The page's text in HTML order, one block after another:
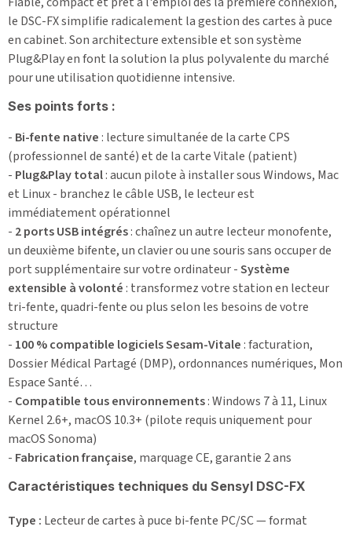
le DSC-FX simplifie radicalement la gestion des cartes à puce
en cabinet. Son architecture extensible et son système
Plug&Play en font la solution la plus polyvalente du marché
pour une utilisation quotidienne intensive.
Ses points forts :
- Bi-fente native : lecture simultanée de la carte CPS
(professionnel de santé) et de la carte Vitale (patient)
- Plug&Play total: aucun pilote à installer sous Windows, Mac
et Linux - branchez le câble USB, le lecteur est
immédiatement opérationnel
- 2 ports USB intégrés: chaînez un autre lecteur monofente,
un deuxième bifente, un clavier ou une souris sans occuper de
port supplémentaire sur votre ordinateur -Système
extensible à volonté : transformez votre station en lecteur
tri-fente, quadri-fente ou plus selon les besoins de votre
structure
- 100 % compatible logiciels Sesam-Vitale : facturation,
Dossier Médical Partagé (DMP), ordonnances numériques, Mon
Espace Santé…
- Compatible tous environnements: Windows 7 à 11, Linux
Kernel 2.6+, macOS 10.3+ (pilote requis uniquement pour
macOS Sonoma)
- Fabrication française, marquage CE, garantie 2 ans
Caractéristiques techniques du Sensyl DSC-FX
Type : Lecteur de cartes à puce bi-fente PC/SC — format